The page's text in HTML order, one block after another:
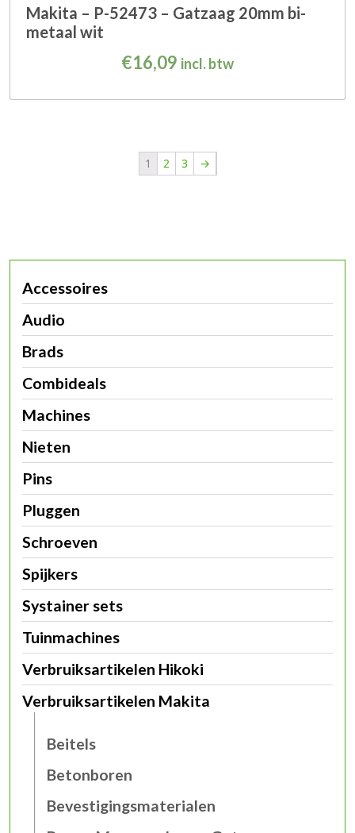
Makita – P-52473 – Gatzaag 20mm bi-
metaal wit
€16,09 incl. btw
1 2 3 →
Accessoires
Audio
Brads
Combideals
Machines
Nieten
Pins
Pluggen
Schroeven
Spijkers
Systainer sets
Tuinmachines
Verbruiksartikelen Hikoki
Verbruiksartikelen Makita
Beitels
Betonboren
Bevestigingsmaterialen